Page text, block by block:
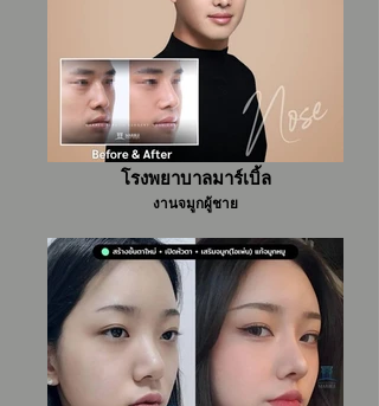
โรงพยาบาลมาร์เบิ้ล
งานจมูกผู้ชาย